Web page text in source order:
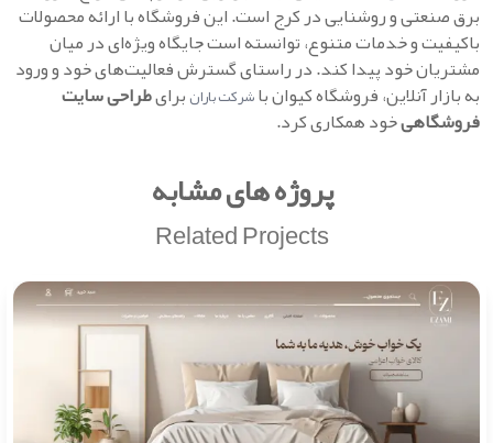
برق صنعتی و روشنایی در کرج است. این فروشگاه با ارائه محصولات
باکیفیت و خدمات متنوع، توانسته است جایگاه ویژه‌ای در میان
مشتریان خود پیدا کند. در راستای گسترش فعالیت‌های خود و ورود
به بازار آنلاین، فروشگاه کیوان باشرکت بارانبرایطراحی سایت
فروشگاهیخود همکاری کرد.
پروژه های مشابه
Related Projects